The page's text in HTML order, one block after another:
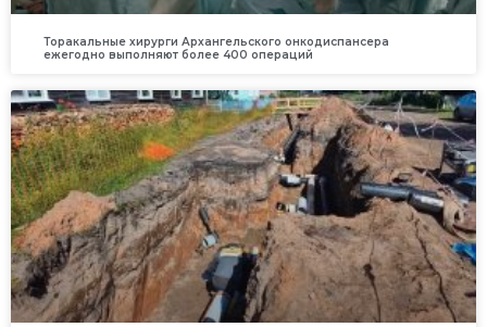
Торакальные хирурги Архангельского онкодиспансера
ежегодно выполняют более 400 операций